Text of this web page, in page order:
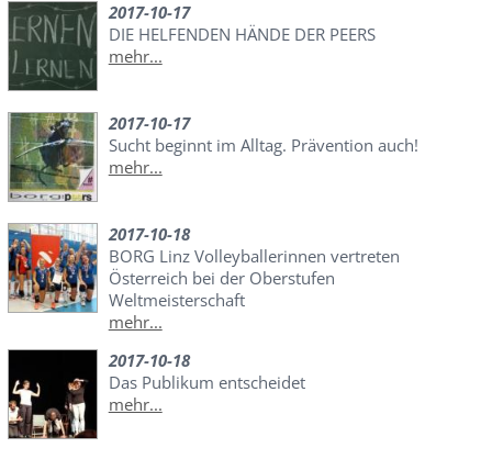
2017-10-17
DIE HELFENDEN HÄNDE DER PEERS
mehr...
2017-10-17
Sucht beginnt im Alltag. Prävention auch!
mehr...
2017-10-18
BORG Linz Volleyballerinnen vertreten
Österreich bei der Oberstufen
Weltmeisterschaft
mehr...
2017-10-18
Das Publikum entscheidet
mehr...